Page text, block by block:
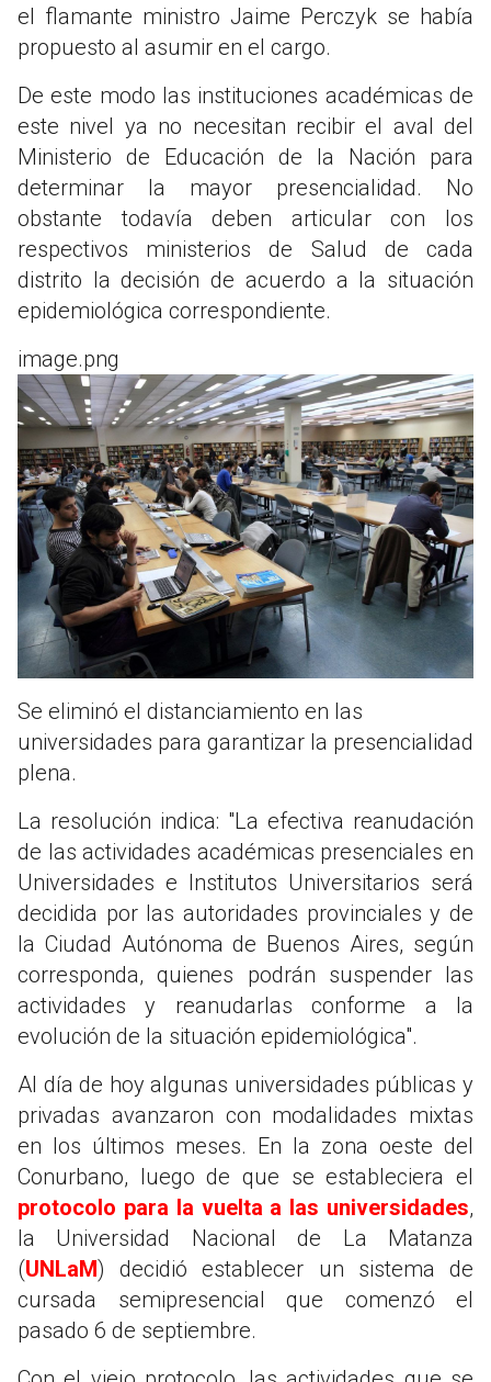
el flamante ministro Jaime Perczyk se había
propuesto al asumir en el cargo.
De este modo las instituciones académicas de
este nivel ya no necesitan recibir el aval del
Ministerio de Educación de la Nación para
determinar la mayor presencialidad. No
obstante todavía deben articular con los
respectivos ministerios de Salud de cada
distrito la decisión de acuerdo a la situación
epidemiológica correspondiente.
image.png
Se eliminó el distanciamiento en las
universidades para garantizar la presencialidad
plena.
La resolución indica: "La efectiva reanudación
de las actividades académicas presenciales en
Universidades e Institutos Universitarios será
decidida por las autoridades provinciales y de
la Ciudad Autónoma de Buenos Aires, según
corresponda, quienes podrán suspender las
actividades y reanudarlas conforme a la
evolución de la situación epidemiológica".
Al día de hoy algunas universidades públicas y
privadas avanzaron con modalidades mixtas
en los últimos meses. En la zona oeste del
Conurbano, luego de que se estableciera el
protocolo para la vuelta a las universidades,
la Universidad Nacional de La Matanza
(UNLaM) decidió establecer un sistema de
cursada semipresencial que comenzó el
pasado 6 de septiembre.